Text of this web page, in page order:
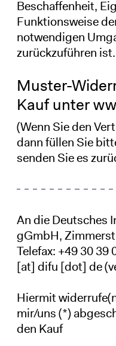
Beschaffenheit,
Funktionsweise
notwendigen
zurückzuführen ist.
Muster-
Kauf unter
(Wenn Sie den
dann füllen Sie
senden Sie es
An die Deutsches
gGmbH,
Telefax: +49 30 39
[at] difu [dot] de
Hiermit
mir/uns (*)
den Kauf